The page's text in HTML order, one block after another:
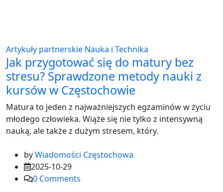
Artykuły partnerskie Nauka i Technika
Jak przygotować się do matury bez
stresu? Sprawdzone metody nauki z
kursów w Częstochowie
Matura to jeden z najważniejszych egzaminów w życiu
młodego człowieka. Wiąże się nie tylko z intensywną
nauką, ale także z dużym stresem, który.
byWiadomości Częstochowa
2025-10-29
0 Comments